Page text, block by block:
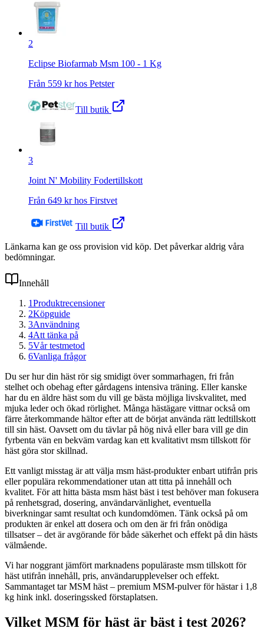
2
Eclipse Biofarmab Msm 100 - 1 Kg
Från 559 kr hos Petster
Till butik
3
Joint N' Mobility Fodertillskott
Från 649 kr hos Firstvet
Till butik
Länkarna kan ge oss provision vid köp. Det påverkar aldrig våra
bedömningar.
Innehåll
1Produktrecensioner
2Köpguide
3Användning
4Att tänka på
5Vår testmetod
6Vanliga frågor
Du ser hur din häst rör sig smidigt över sommarhagen, fri från
stelhet och obehag efter gårdagens intensiva träning. Eller kanske
har du en äldre häst som du vill ge bästa möjliga livskvalitet, med
mjuka leder och ökad rörlighet. Många hästägare vittnar också om
färre återkommande hältor efter att de börjat använda rätt ledtillskott
till sin häst. Oavsett om du tävlar på hög nivå eller bara vill ge din
fyrbenta vän en bekväm vardag kan ett kvalitativt msm tillskott för
häst göra stor skillnad.
Ett vanligt misstag är att välja msm häst-produkter enbart utifrån pris
eller populära rekommendationer utan att titta på innehåll och
kvalitet. För att hitta bästa msm häst bäst i test behöver man fokusera
på renhetsgrad, dosering, användarvänlighet, eventuella
biverkningar samt resultat och kundomdömen. Tänk också på om
produkten är enkel att dosera och om den är fri från onödiga
tillsatser – det är avgörande för både säkerhet och effekt på din hästs
välmående.
Vi har noggrant jämfört marknadens populäraste msm tillskott för
häst utifrån innehåll, pris, användarupplevelser och effekt.
Sammantaget tar MSM häst – premium MSM-pulver för hästar i 1,8
kg hink inkl. doseringssked förstaplatsen.
Vilket MSM för häst är bäst i test 2026?